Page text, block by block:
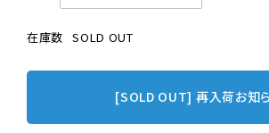
在庫数 SOLD OUT
[SOLD OUT] 再入荷お知